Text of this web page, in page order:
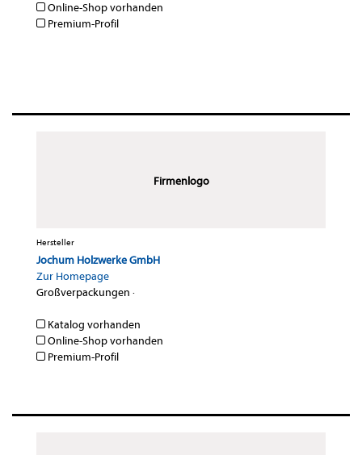
Online-Shop vorhanden
Premium-Profil
Firmenlogo
Hersteller
Jochum Holzwerke GmbH
Zur Homepage
Großverpackungen ·
Katalog vorhanden
Online-Shop vorhanden
Premium-Profil